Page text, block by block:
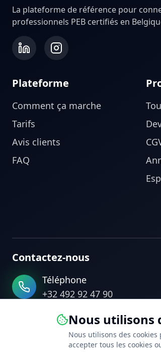
Nous utilisons
Nous utilisons des
accepter tous les cookies
La plateforme de référence pour
professionnels PEB certifiés en
Plateforme
Comment ça marche
Tarifs
Avis clients
FAQ
Contactez-nous
Téléphone
+32 492 92 47 90
PEB Connect. Tous droits